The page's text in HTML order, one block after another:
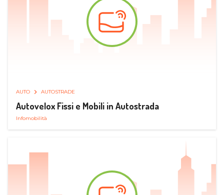
AUTO AUTOSTRADE
Autovelox Fissi e Mobili in Autostrada
Infomobilità